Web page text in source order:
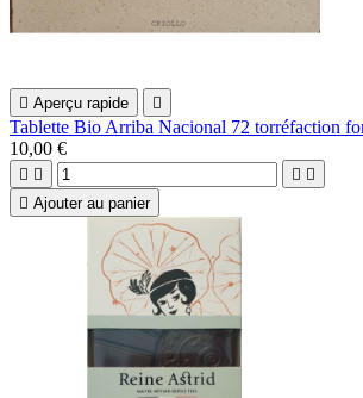
 Aperçu rapide 
Tablette Bio Arriba Nacional 72 torréfaction
10,00 €
   
 Ajouter au panier